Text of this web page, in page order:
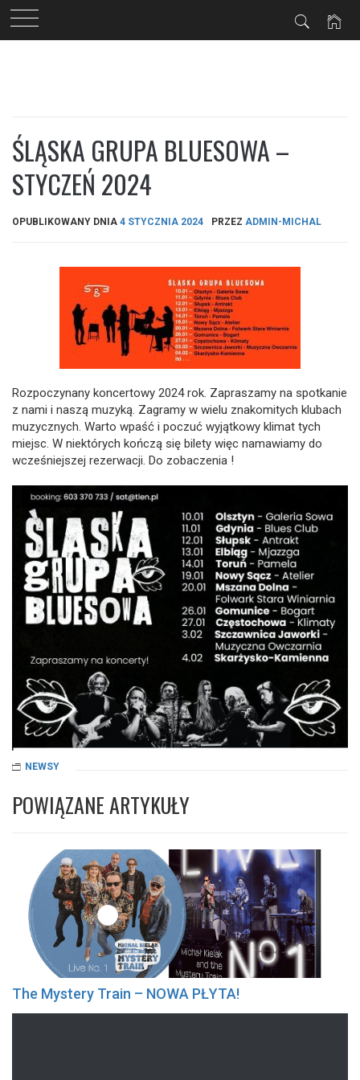
ŚLĄSKA GRUPA BLUESOWA –
STYCZEŃ 2024
OPUBLIKOWANY DNIA 4 STYCZNIA 2024 PRZEZ ADMIN-MICHAL
Rozpoczynany koncertowy 2024 rok. Zapraszamy na spotkanie
z nami i naszą muzyką. Zagramy w wielu znakomitych klubach
muzycznych. Warto wpaść i poczuć wyjątkowy klimat tych
miejsc. W niektórych kończą się bilety więc namawiamy do
wcześniejszej rezerwacji. Do zobaczenia !
NEWSY
POWIĄZANE ARTYKUŁY
The Mystery Train – NOWA PŁYTA!